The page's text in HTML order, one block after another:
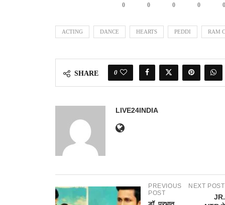
0 0 0 0
ACTING DANCE HEARTS PEDDI RAM
SHARE 0
LIVE24INDIA
PREVIOUS
POST
NEXT POST
JR.